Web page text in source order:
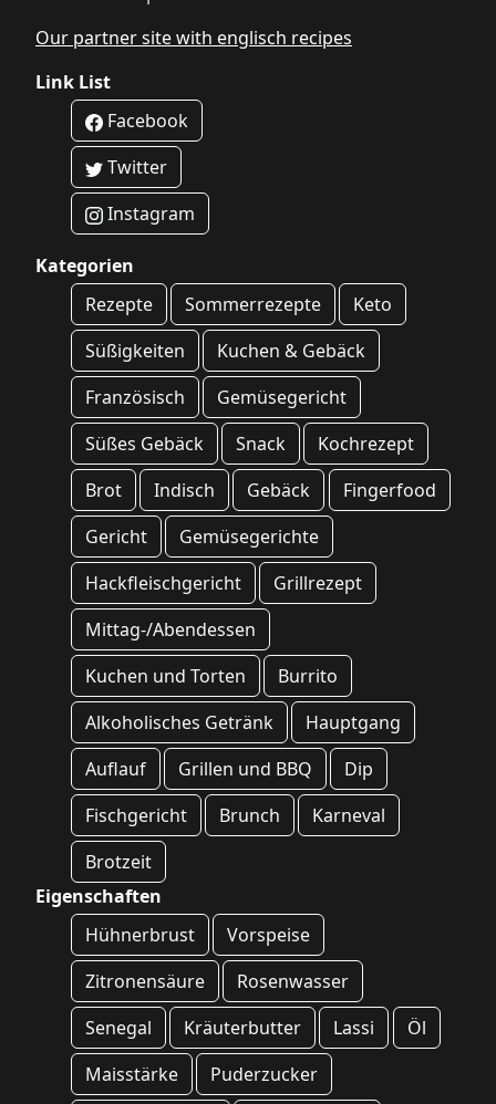
Our partner site with englisch recipes
Link List
Facebook
Twitter
Instagram
Kategorien
Rezepte
Sommerrezepte
Keto
Süßigkeiten
Kuchen & Gebäck
Französisch
Gemüsegericht
Süßes Gebäck
Snack
Kochrezept
Brot
Indisch Gebäck
Fingerfood
Gericht
Gemüsegerichte
Hackfleischgericht
Grillrezept
Mittag-/Abendessen
Kuchen und Torten
Burrito
Alkoholisches Getränk
Hauptgang
Auflauf
Grillen und BBQ
Dip
Fischgericht
Brunch
Karneval
Brotzeit
Eigenschaften
Hühnerbrust
Vorspeise
Zitronensäure
Rosenwasser
Senegal
Kräuterbutter Lassi
Öl
Maisstärke
Puderzucker